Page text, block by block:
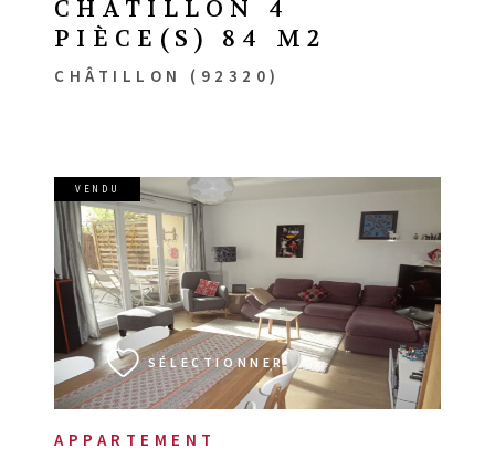
CHATILLON 4
PIÈCE(S) 84 M2
CHÂTILLON (92320)
APPARTEMENT
VENDU
SÉLECTIONNER
VOIR LE BIEN